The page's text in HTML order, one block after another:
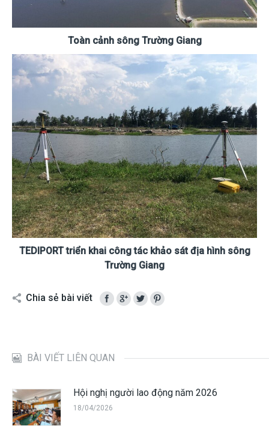
Toàn cảnh sông Trường Giang
TEDIPORT triển khai công tác khảo sát địa hình sông
Trường Giang
Chia sẻ bài viết
BÀI VIẾT LIÊN QUAN
Hội nghị người lao động năm 2026
18/04/2026